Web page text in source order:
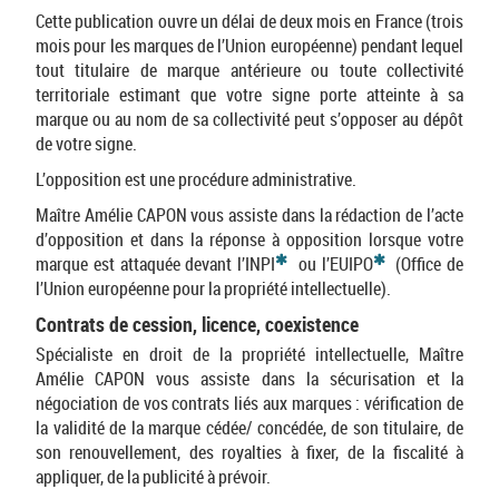
Cette publication ouvre un délai de deux mois en France (trois
mois pour les marques de l’Union européenne) pendant lequel
tout titulaire de marque antérieure ou toute collectivité
territoriale estimant que votre signe porte atteinte à sa
marque ou au nom de sa collectivité peut s’opposer au dépôt
de votre signe.
L’opposition est une procédure administrative.
Maître Amélie CAPON vous assiste dans la rédaction de l’acte
d’opposition et dans la réponse à opposition lorsque votre
marque est attaquée devant l’INPI
ou l’EUIPO *
(Office de
l’Union européenne pour la propriété intellectuelle).
Contrats de cession, licence, coexistence
Spécialiste en droit de la propriété intellectuelle, Maître
Amélie CAPON vous assiste dans la sécurisation et la
négociation de vos contrats liés aux marques : vérification de
la validité de la marque cédée/ concédée, de son titulaire, de
son renouvellement, des royalties à fixer, de la fiscalité à
appliquer, de la publicité à prévoir.